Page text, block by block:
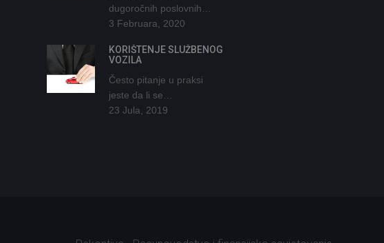
dugoročnih poslovnih…
3 Februara, 2020
KORIŠTENJE SLUŽBENOG
VOZILA
Često pitanje u praksi
jeste da li se…
23 Jula, 2019